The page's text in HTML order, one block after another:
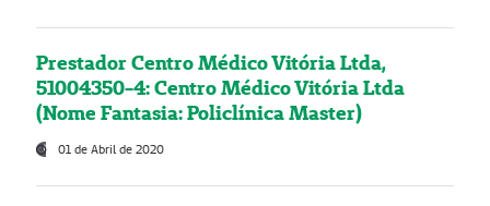
Prestador Centro Médico Vitória Ltda,
51004350-4: Centro Médico Vitória Ltda
(Nome Fantasia: Policlínica Master)
01 de Abril de 2020